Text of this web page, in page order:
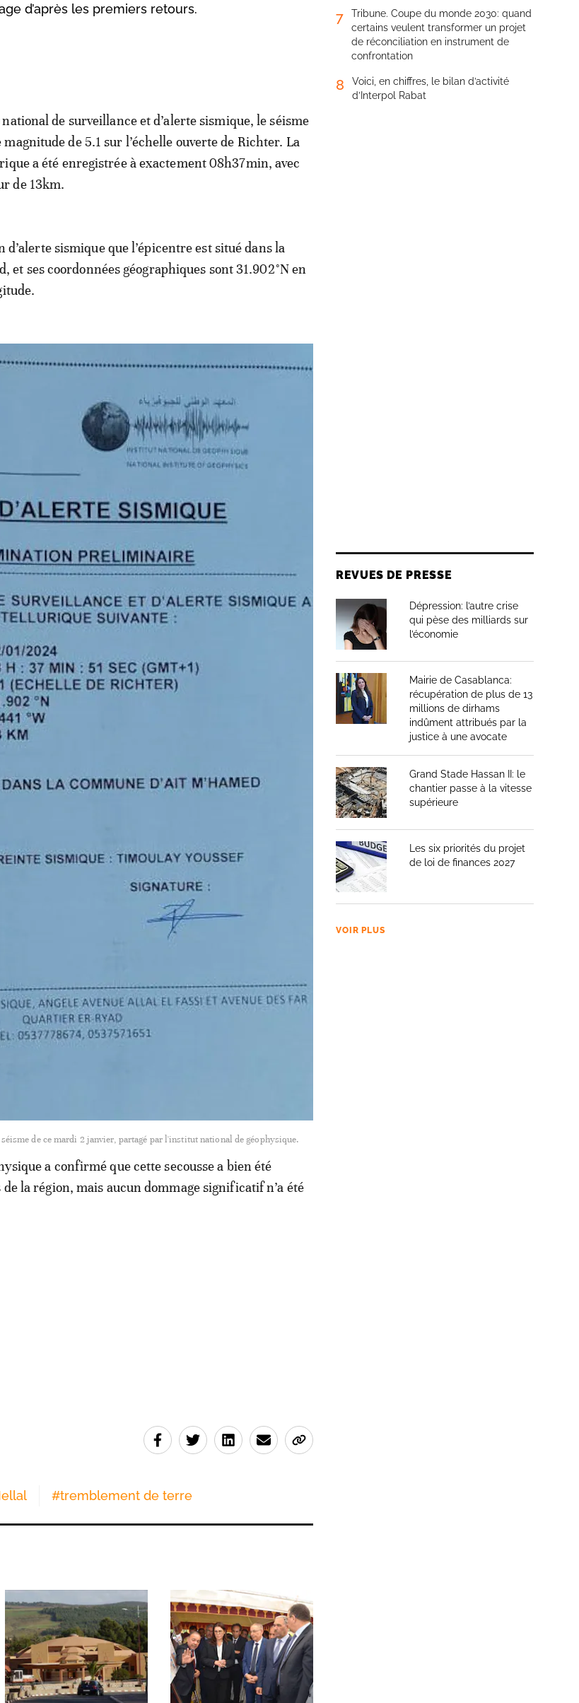
d’après les premiers retours.
de surveillance et d’alerte sismique, le séisme
magnitude de 5.1 sur l’échelle ouverte de Richter. La
a été enregistrée à exactement 08h37min, avec
de 13km.
sismique que l’épicentre est situé dans la
et ses coordonnées géographiques sont 31.902°N en
de ce mardi 2 janvier, partagé par l'institut national de géophysique.
a confirmé que cette secousse a bien été
la région, mais aucun dommage significatif n’a été
#tremblement de terre
7
Tribune. Coupe du monde 2030: quand
certains veulent transformer un projet
de réconciliation en instrument de
confrontation
8
Voici, en chiffres, le bilan d’activité
d’Interpol Rabat
REVUES DE PRESSE
Dépression: l’autre crise
qui pèse des milliards sur
l’économie
Mairie de Casablanca:
récupération de plus de 13
millions de dirhams
indûment attribués par la
justice à une avocate
Grand Stade Hassan II: le
chantier passe à la vitesse
supérieure
Les six priorités du projet
de loi de finances 2027
VOIR PLUS